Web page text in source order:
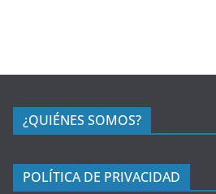
¿QUIÉNES SOMOS?
POLÍTICA DE PRIVACIDAD